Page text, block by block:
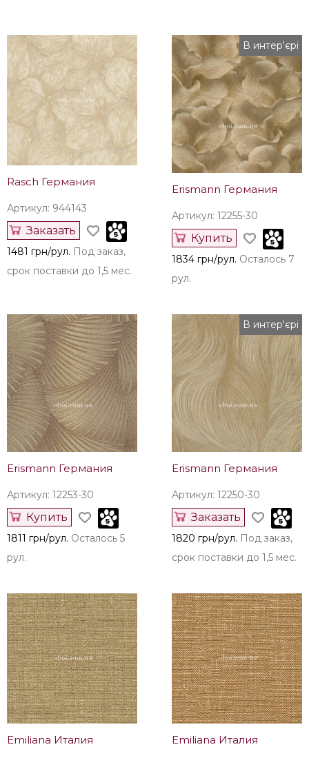
Rasch Германия
Артикул: 944143
Заказать
1481 грн/рул. Под заказ,
срок поставки до 1,5 мес.
В интер'єрі
Erismann Германия
Артикул: 12255-30
Купить
1834 грн/рул. Осталось 7
рул.
Erismann Германия
Артикул: 12253-30
Купить
1811 грн/рул. Осталось 5
рул.
В интер'єрі
Erismann Германия
Артикул: 12250-30
Заказать
1820 грн/рул. Под заказ,
срок поставки до 1,5 мес.
Emiliana Италия Emiliana Италия